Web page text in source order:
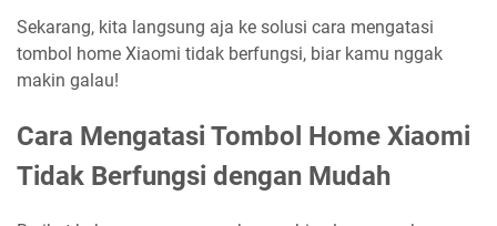
Sekarang, kita langsung aja ke solusi cara mengatasi
tombol home Xiaomi tidak berfungsi, biar kamu nggak
makin galau!
Cara Mengatasi Tombol Home Xiaomi
Tidak Berfungsi dengan Mudah